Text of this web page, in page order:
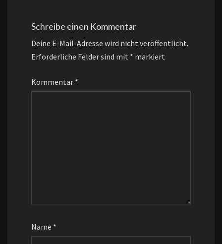
Schreibe einen Kommentar
Deine E-Mail-Adresse wird nicht veröffentlicht.
Erforderliche Felder sind mit * markiert
Kommentar *
Name *